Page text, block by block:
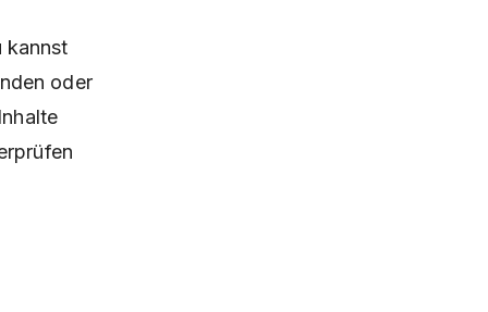
kannst
oder